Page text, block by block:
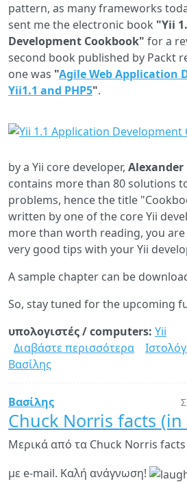
pattern, as many frameworks
sent me the electronic book "Yii
Development Cookbook" for a
second book published by Packt
one was "Agile Web Application
Yii1.1 and PHP5".
by a Yii core developer,
contains more than 80 solutions
problems, hence the title
written by one of the core Yii
more than worth reading, you
very good tips with your Yii
A sample chapter can be
So, stay tuned for the upcoming
υπολογιστές / computers: Yii
Διαβάστε περισσότερα για
1.1
Cookbook,
by
Βασίλης
Βασίλης
Chuck Norris facts (in
Μερικά από τα Chuck Norris
με e-mail. Καλή ανάγνωση!